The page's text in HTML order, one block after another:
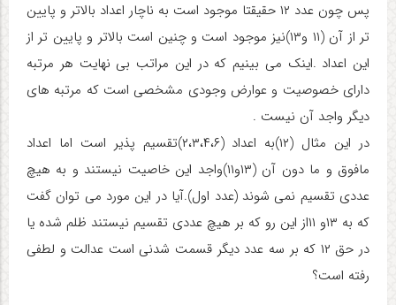
پس چون عدد ۱۲ حقیقتا موجود است به ناچار اعداد بالاتر و پایین
تر از آن (۱۱ و۱۳)نیز موجود است و چنین است بالاتر و پایین تر از
این اعداد .اینک می بینیم که در این مراتب بی نهایت هر مرتبه
دارای خصوصیت و عوارض وجودی مشخصی است که مرتبه های
دیگر واجد آن نیست .
در این مثال (۱۲)به اعداد (۲،۳،۴،۶)تقسیم پذیر است اما اعداد
مافوق و ما دون آن (۱۳و۱۱)واجد این خاصیت نیستند و به هیچ
عددی تقسیم نمی شوند (عدد اول).آیا در این مورد می توان گفت
که به ۱۳و ۱۱از این رو که بر هیچ عددی تقسیم نیستند ظلم شده یا
در حق ۱۲ که بر سه عدد دیگر قسمت شدنی است عدالت و لطفی
رفته است؟